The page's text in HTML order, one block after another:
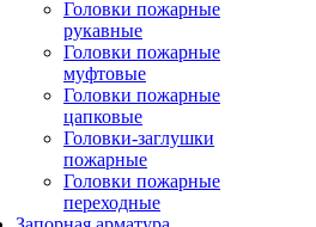
Головки пожарные
рукавные
Головки пожарные
муфтовые
Головки пожарные
цапковые
Головки-заглушки
пожарные
Головки пожарные
переходные